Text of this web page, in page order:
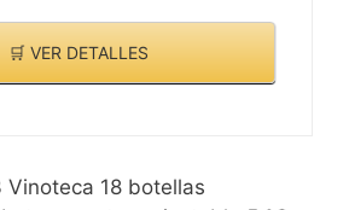
🛒 VER DETALLES
Vinoteca 18 botellas